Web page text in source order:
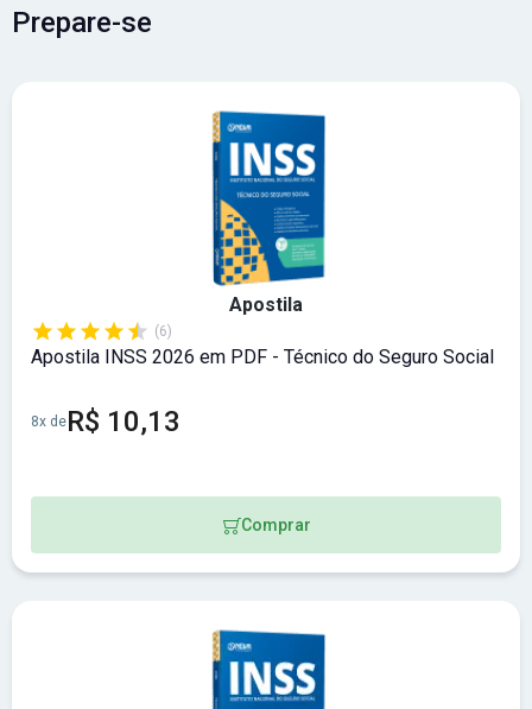
Oeste.
Prepare-se
Apostila
(6)
Apostila INSS 2026 em PDF - Técnico do Seguro Social
8x deR$ 10,13
Comprar